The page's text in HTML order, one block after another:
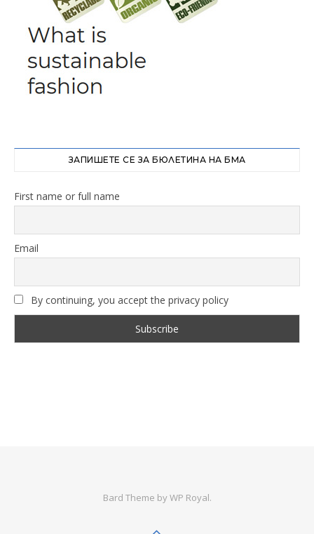
ЗАПИШЕТЕ СЕ ЗА БЮЛЕТИНА НА БМА
First name or full name
Email
By continuing, you accept the privacy policy
Bard Theme byWP Royal.